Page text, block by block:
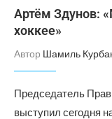
Артём Здунов:
хоккее»
Автор Шамиль
Председатель
выступил сегодня